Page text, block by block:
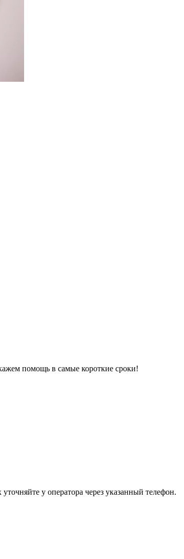
помощь в самые короткие сроки!
у оператора через указанный телефон.